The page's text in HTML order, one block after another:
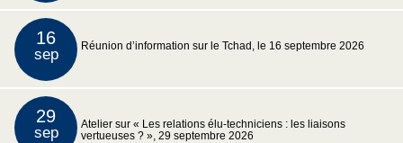
16
sep Réunion d’information sur le Tchad, le 16 septembre 2026
29
sep
Atelier sur « Les relations élu-techniciens : les liaisons
vertueuses ? », 29 septembre 2026